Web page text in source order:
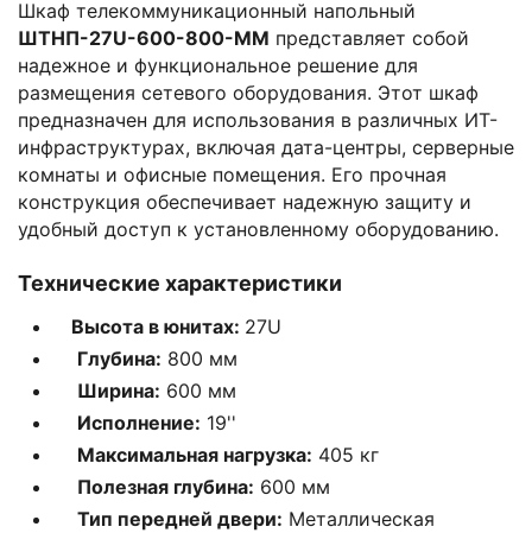
Шкаф телекоммуникационный напольный
ШТНП-27U-600-800-ММ представляет собой
надежное и функциональное решение для
размещения сетевого оборудования. Этот шкаф
предназначен для использования в различных ИТ-
инфраструктурах, включая дата-центры, серверные
комнаты и офисные помещения. Его прочная
конструкция обеспечивает надежную защиту и
удобный доступ к установленному оборудованию.
Технические характеристики
Высота в юнитах: 27U
Глубина: 800 мм
Ширина: 600 мм
Исполнение: 19''
Максимальная нагрузка: 405 кг
Полезная глубина: 600 мм
Тип передней двери: Металлическая